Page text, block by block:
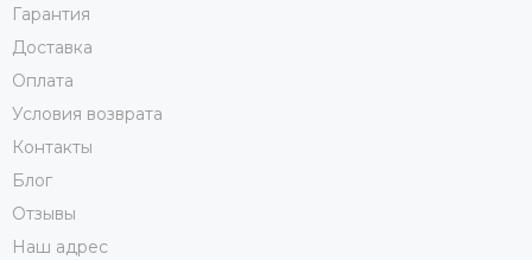
Гарантия
Доставка
Оплата
Условия возврата
Контакты
Блог
Отзывы
Наш адрес